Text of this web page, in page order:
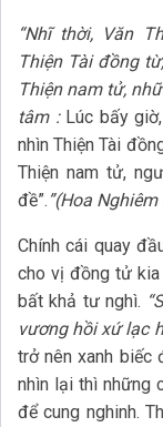
“Nhĩ thời, Văn
Thiện Tài đồng
Thiện nam tử,
tâm : Lúc bấy
nhìn Thiện Tài
Thiện nam tử,
đề”. ”(Hoa
Chính cái quay
cho vị đồng tử
bất khả tư nghì.
vương hồi xứ lạc
trở nên xanh biếc
nhìn lại thì những
để cung nghinh.